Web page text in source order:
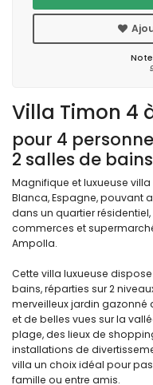
Villa Timon 4
pour 4
2 salles de bains
Magnifique et luxueuse
Blanca, Espagne, pouvant
dans un quartier
commerces et
Ampolla.
Cette villa luxueuse
bains, réparties sur 2
merveilleux jardin gazonné
et de belles vues sur la
plage, des lieux de
installations de
villa un choix idéal pour
famille ou entre amis.